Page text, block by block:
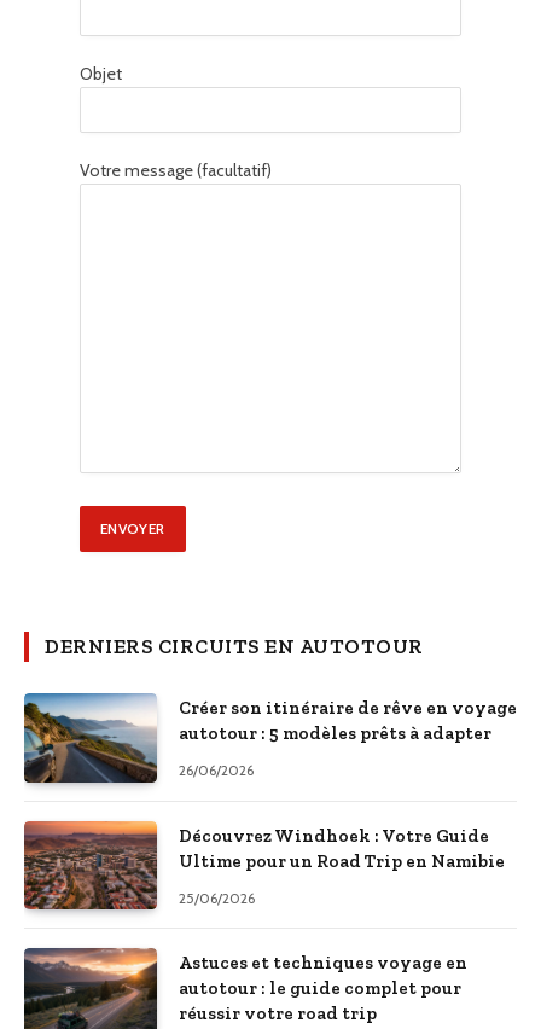
Objet
Votre message (facultatif)
DERNIERS CIRCUITS EN AUTOTOUR
Créer son itinéraire de rêve en voyage
autotour : 5 modèles prêts à adapter
26/06/2026
Découvrez Windhoek : Votre Guide
Ultime pour un Road Trip en Namibie
25/06/2026
Astuces et techniques voyage en
autotour : le guide complet pour
réussir votre road trip